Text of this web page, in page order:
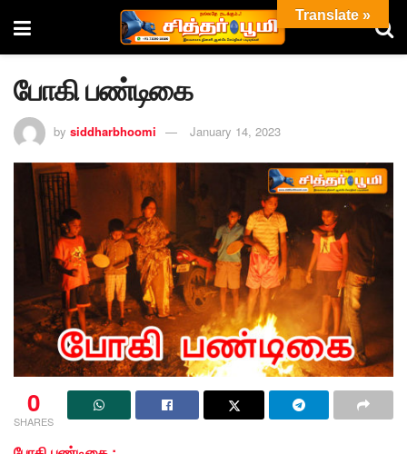
போகி பண்டிகை
by siddharbhoomi January 14, 2023
0
SHARES
Translate »